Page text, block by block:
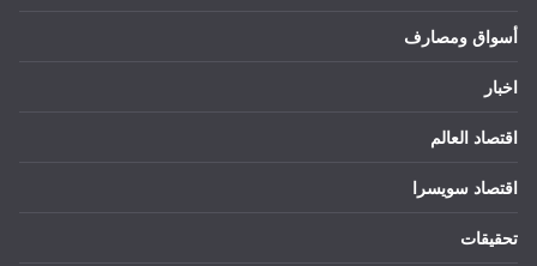
أسواق ومصارف
اخبار
اقتصاد العالم
اقتصاد سويسرا
تحقيقات